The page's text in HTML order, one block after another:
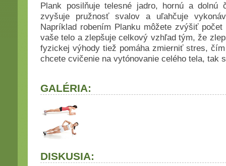
Plank posilňuje telesné jadro, hornú a dolnú
zvyšuje pružnosť svalov a uľahčuje
Napríklad robením Planku môžete zvýšiť
vaše telo a zlepšuje celkový vzhľad tým, že
fyzickej výhody tiež pomáha zmierniť stres,
chcete cvičenie na vytónovanie celého tela, tak
GALÉRIA:
DISKUSIA: